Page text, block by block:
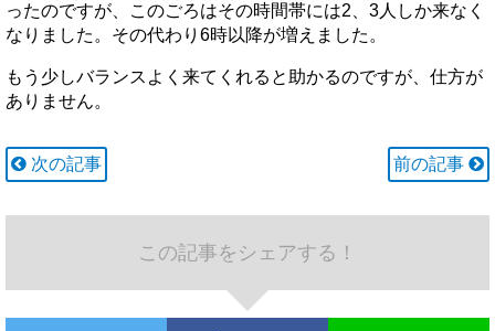
ったのですが、このごろはその時間帯には2、3人しか来なく
なりました。その代わり6時以降が増えました。
もう少しバランスよく来てくれると助かるのですが、仕方が
ありません。
次の記事 前の記事
この記事をシェアする！